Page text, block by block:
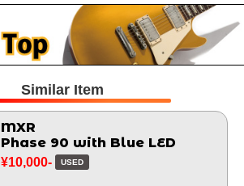
Similar Item
MXR
Phase 90 with Blue LED
¥10,000- USED